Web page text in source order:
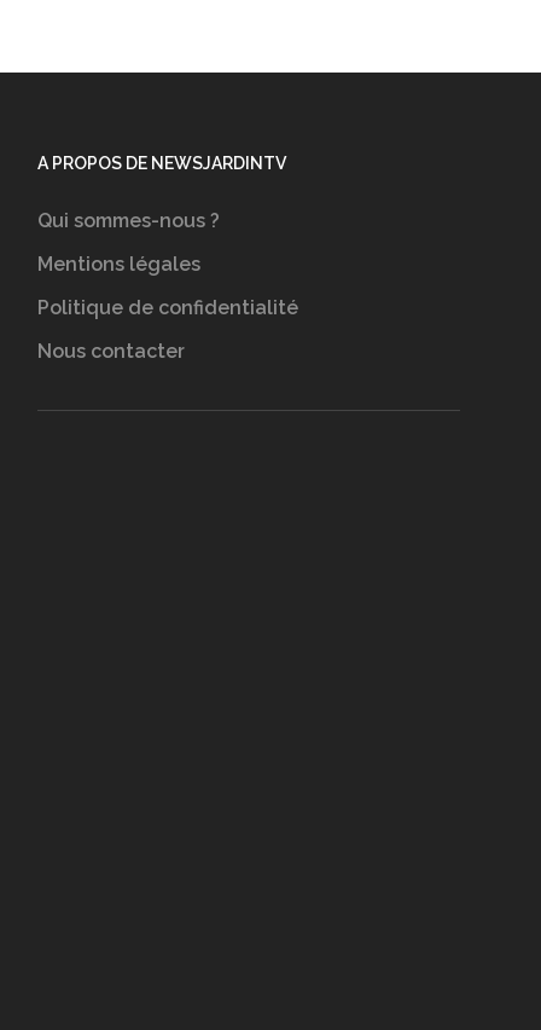
A PROPOS DE NEWSJARDINTV
Qui sommes-nous ?
Mentions légales
Politique de confidentialité
Nous contacter